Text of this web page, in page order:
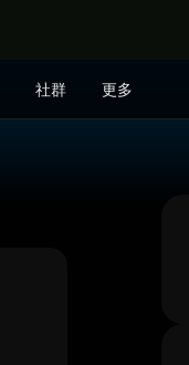
社群 更多